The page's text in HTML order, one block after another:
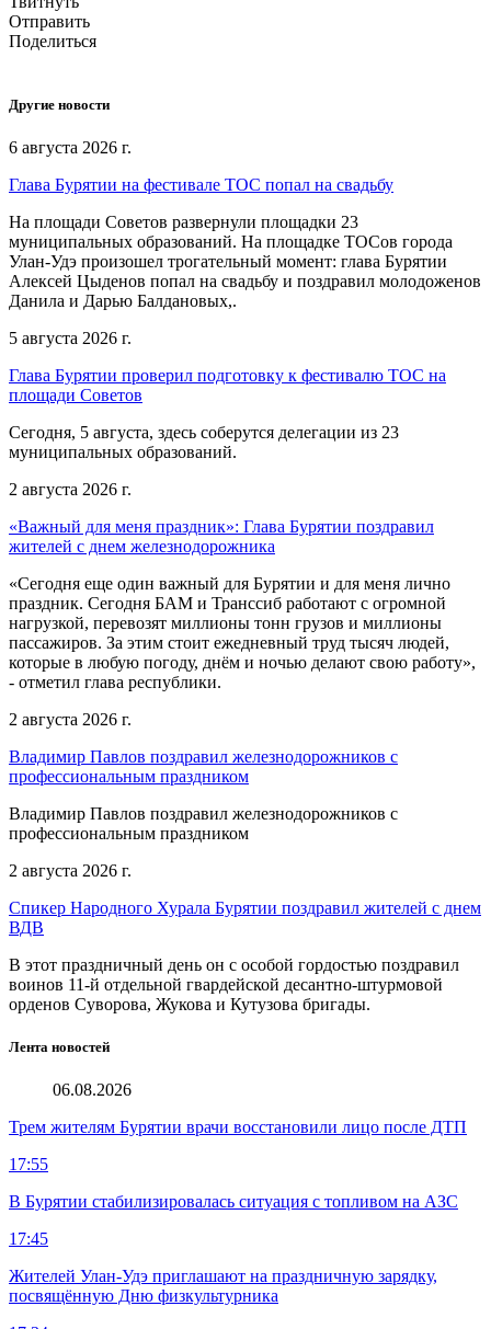
Отправить
Поделиться
Другие новости
6 августа 2026 г.
Глава Бурятии на фестивале ТОС попал на свадьбу
На площади Советов развернули площадки 23
муниципальных образований. На площадке ТОСов города
Улан-Удэ произошел трогательный момент: глава Бурятии
Алексей Цыденов попал на свадьбу и поздравил молодоженов
Данила и Дарью Балдановых,.
5 августа 2026 г.
Глава Бурятии проверил подготовку к фестивалю ТОС на
площади Советов
Сегодня, 5 августа, здесь соберутся делегации из 23
муниципальных образований.
2 августа 2026 г.
«Важный для меня праздник»: Глава Бурятии поздравил
жителей с днем железнодорожника
«Сегодня еще один важный для Бурятии и для меня лично
праздник. Сегодня БАМ и Транссиб работают с огромной
нагрузкой, перевозят миллионы тонн грузов и миллионы
пассажиров. За этим стоит ежедневный труд тысяч людей,
которые в любую погоду, днём и ночью делают свою работу»,
- отметил глава республики.
2 августа 2026 г.
Владимир Павлов поздравил железнодорожников с
профессиональным праздником
Владимир Павлов поздравил железнодорожников с
профессиональным праздником
2 августа 2026 г.
Спикер Народного Хурала Бурятии поздравил жителей с днем
ВДВ
В этот праздничный день он с особой гордостью поздравил
воинов 11-й отдельной гвардейской десантно-штурмовой
орденов Суворова, Жукова и Кутузова бригады.
Лента новостей
06.08.2026
Трем жителям Бурятии врачи восстановили лицо после ДТП
17:55
В Бурятии стабилизировалась ситуация с топливом на АЗС
17:45
Жителей Улан-Удэ приглашают на праздничную зарядку,
посвящённую Дню физкультурника